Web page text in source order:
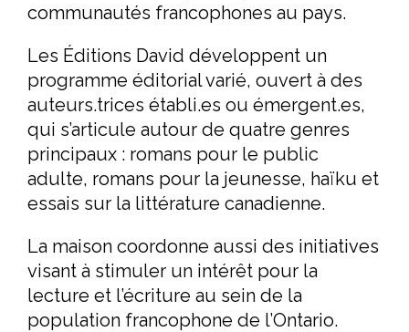
communautés francophones au pays.
Les Éditions David développent un
programme éditorial varié, ouvert à des
auteurs.trices établi.es ou émergent.es,
qui s’articule autour de quatre genres
principaux : romans pour le public
adulte, romans pour la jeunesse, haïku et
essais sur la littérature canadienne.
La maison coordonne aussi des initiatives
visant à stimuler un intérêt pour la
lecture et l’écriture au sein de la
population francophone de l’Ontario.